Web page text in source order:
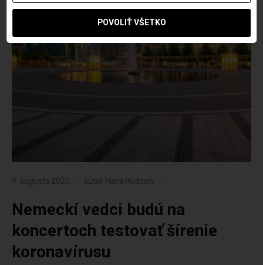
4. augusta 2020 autor Hana Hudson
Nemeckí vedci budú na
koncertoch testovať šírenie
koronavírusu
POVOLIŤ VŠETKO